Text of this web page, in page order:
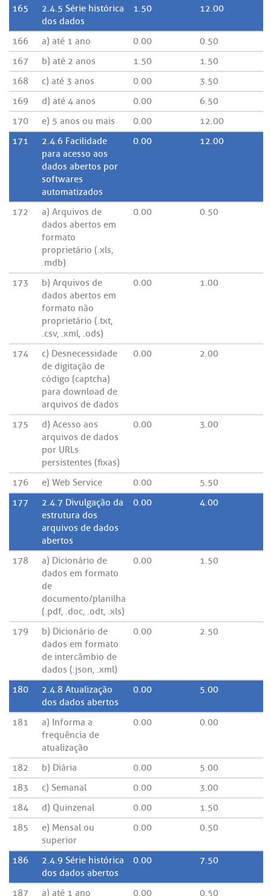
165
2.4.5 Série histórica
dos dados
1.50 12.00
166 a) até 1 ano 0.00
0.50
167
b) até 2 anos 1.50
1.50
168
c) até 3 anos 0.00
3.50
169
d) até 4 anos 0.00
6.50
170
e) 5 anos ou mais 0.00
12.00
171
2.4.6 Facilidade
para acesso aos
dados abertos por
softwares
automatizados
0.00 12.00
172
a) Arquivos de
dados abertos em
formato
proprietário (.xls,
.mdb)
0.00 0.50
173
b) Arquivos de
dados abertos em
formato não
proprietário (.txt,
.csv, .xml, .ods)
0.00 1.00
174
c) Desnecessidade
de digitação de
código (captcha)
para download de
arquivos de dados
0.00 2.00
175
d) Acesso aos
arquivos de dados
por URLs
persistentes (fixas)
0.00 3.00
176 e) Web Service 0.00
5.50
177
2.4.7 Divulgação da
estrutura dos
arquivos de dados
abertos
0.00 4.00
178
a) Dicionário de
dados em formato
de
documento/planilha
(.pdf, .doc, .odt, .xls)
0.00 1.50
179
b) Dicionário de
dados em formato
de intercâmbio de
dados (.json, .xml)
0.00 2.50
180
2.4.8 Atualização
dos dados abertos
0.00 5.00
181
a) Informa a
frequência de
atualização
0.00 0.00
182 b) Diária 0.00
5.00
183
c) Semanal 0.00
3.00
184
d) Quinzenal 0.00
1.50
185
e) Mensal ou
superior
0.00 0.50
186
2.4.9 Série histórica
dos dados abertos
0.00 7.50
187 a) até 1 ano 0.00
0.50